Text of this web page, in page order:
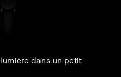
dans un petit